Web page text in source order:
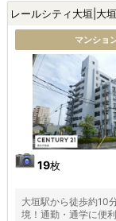
レールシティ大垣|大
マンショ
19枚
大垣駅から徒歩約10
境！通勤・通学に便